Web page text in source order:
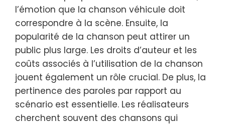
l’émotion que la chanson véhicule doit
correspondre à la scène. Ensuite, la
popularité de la chanson peut attirer un
public plus large. Les droits d’auteur et les
coûts associés à l’utilisation de la chanson
jouent également un rôle crucial. De plus, la
pertinence des paroles par rapport au
scénario est essentielle. Les réalisateurs
cherchent souvent des chansons qui